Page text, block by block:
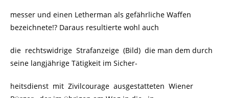
messer und einen Letherman als gefährliche Waffen
bezeichnete!? Daraus resultierte wohl auch
die rechtswidrige Strafanzeige (Bild) die man dem durch
seine langjährige Tätigkeit im Sicher-
heitsdienst mit Zivilcourage ausgestatteten Wiener